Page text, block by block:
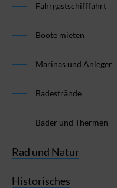
Fahrgastschifffahrt
Boote mieten
Marinas und Anleger
Badestrände
Bäder und Thermen
Rad und Natur
Historisches